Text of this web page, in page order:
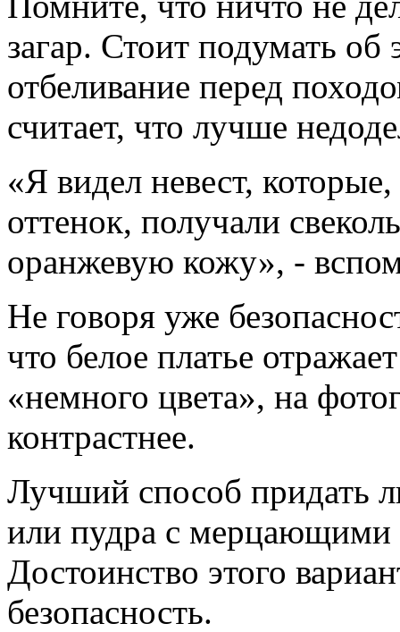
загар. Стоит подумать об
отбеливание перед
считает, что лучше
«Я видел невест,
оттенок, получали
оранжевую кожу», -
Не говоря уже
что белое платье
«немного цвета», на
контрастнее.
Лучший способ придать
или пудра с мерцающими
Достоинство этого
безопасность.